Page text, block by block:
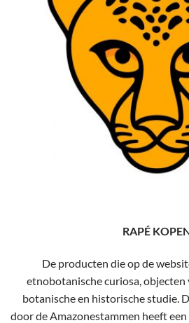
RAPÉ
De producten die op de
etnobotanische curiosa,
botanische en historische studie.
door de Amazonestammen heeft